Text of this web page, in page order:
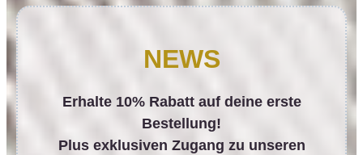
NEWS
Erhalte 10% Rabatt auf deine erste
Bestellung!
Plus exklusiven Zugang zu unseren